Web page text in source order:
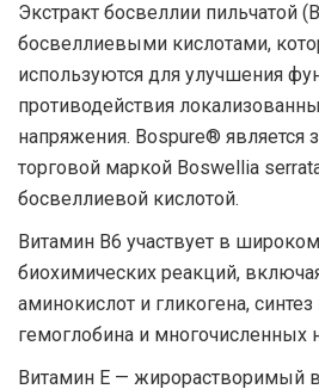
Экстракт босвеллии пильчатой
босвеллиевыми кислотами,
используются для улучшения
противодействия
напряжения. Bospure® является
торговой маркой Boswellia
босвеллиевой кислотой.
Витамин В6 участвует в
биохимических реакций,
аминокислот и гликогена,
гемоглобина и многочисленных
Витамин Е — жирорастворимый